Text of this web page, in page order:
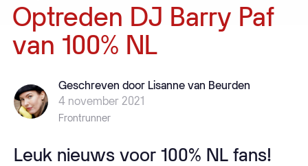
Optreden DJ Barry Paf
van 100% NL
Geschreven door Lisanne van Beurden
4 november 2021
Frontrunner
Leuk nieuws voor 100% NL fans!